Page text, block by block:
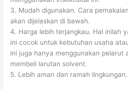
3. Mudah digunakan. Cara
akan dijelaskan di bawah.
4. Harga lebih terjangkau. Hal inilah
ini cocok untuk kebutuhan usaha
ini juga hanya menggunakan pelarut
membeli larutan solvent.
5. Lebih aman dan ramah lingkungan.